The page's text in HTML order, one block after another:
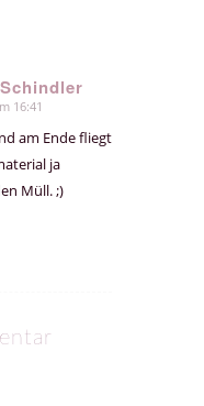
16:41
am Ende fliegt
ja
Müll. ;)